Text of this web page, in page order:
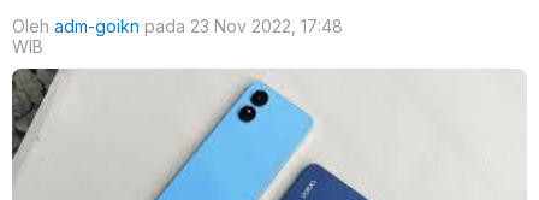
Oleh adm-goikn pada 23 Nov 2022, 17:48
WIB